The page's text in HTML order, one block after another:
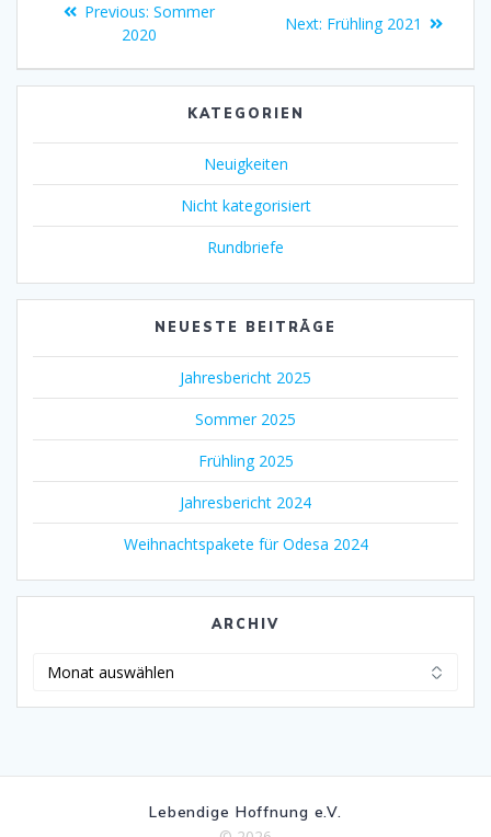
Previous: Sommer
2020
Next: Frühling 2021
KATEGORIEN
Neuigkeiten
Nicht kategorisiert
Rundbriefe
NEUESTE BEITRÄGE
Jahresbericht 2025
Sommer 2025
Frühling 2025
Jahresbericht 2024
Weihnachtspakete für Odesa 2024
ARCHIV
Lebendige Hoffnung e.V.